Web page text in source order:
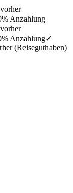
Anzahlung
Anzahlung✓
(Reiseguthaben)